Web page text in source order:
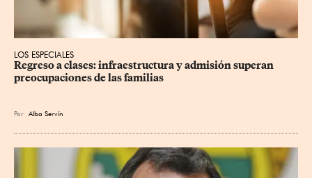
LOS ESPECIALES
Regreso a clases: infraestructura y admisión superan
preocupaciones de las familias
Por Alba Servín